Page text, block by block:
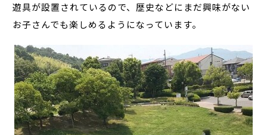
遊具が設置されているので、歴史などにまだ興味がない
お子さんでも楽しめるようになっています。